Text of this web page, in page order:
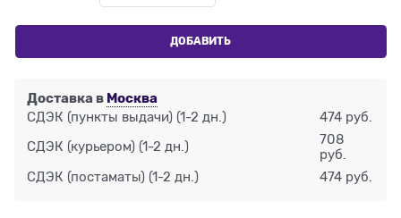
ДОБАВИТЬ
Доставка в Москва
СДЭК (пункты выдачи) (1-2 дн.) 474 руб.
СДЭК (курьером) (1-2 дн.)
708
руб.
СДЭК (постаматы) (1-2 дн.) 474 руб.